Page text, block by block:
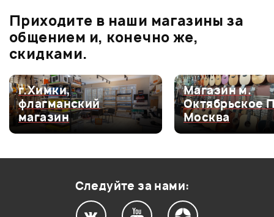
0.0
Оценка5
0
Оценка4
0
Оценка3
0
Приходите в наши магазины за
общением и, конечно же,
скидками.
г.Химки,
флагманский
магазин
Магазин м.
Октябрьское
Москва
Следуйте за нами: